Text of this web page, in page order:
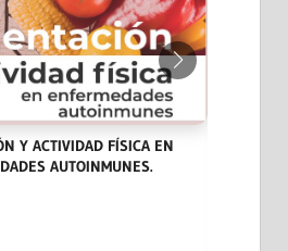
Y ACTIVIDAD FÍSICA EN
AUTOINMUNES.